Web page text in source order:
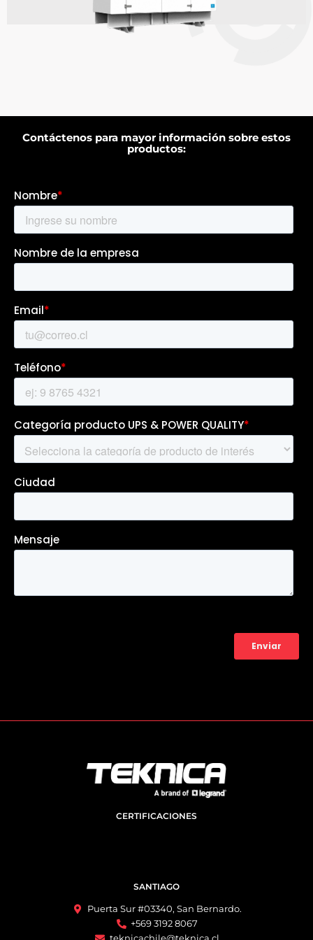
Contáctenos para mayor información sobre estos
productos:
CERTIFICACIONES
SANTIAGO
Puerta Sur #03340, San Bernardo.
+569 3192 8067